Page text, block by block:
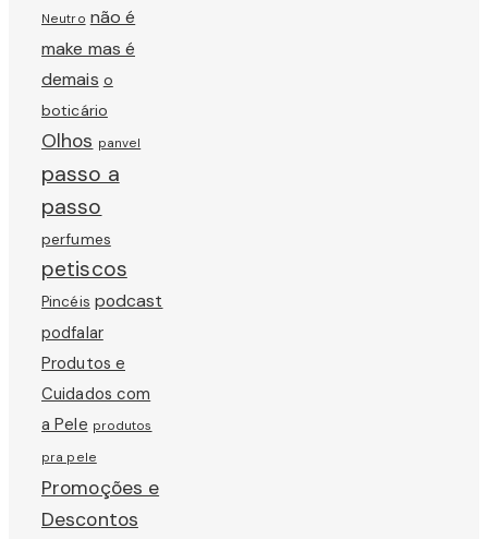
Neutro não é
make mas é
demais o
boticário
Olhos panvel
passo a
passo
perfumes
petiscos
Pincéis podcast
podfalar
Produtos e
Cuidados com
a Pele produtos
pra pele
Promoções e
Descontos